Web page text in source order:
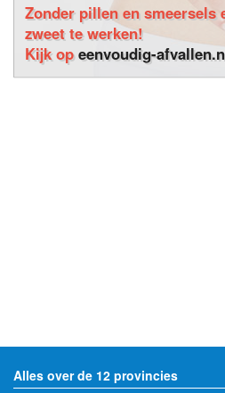
Zonder pillen en smeersels
zweet te werken!
Kijk opeenvoudig-
Alles over de 12 provincies